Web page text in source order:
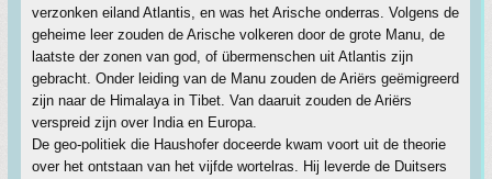
verzonken eiland Atlantis, en was het Arische onderras. Volgens de
geheime leer zouden de Arische volkeren door de grote Manu, de
laatste der zonen van god, of übermenschen uit Atlantis zijn
gebracht. Onder leiding van de Manu zouden de Ariërs geëmigreerd
zijn naar de Himalaya in Tibet. Van daaruit zouden de Ariërs
verspreid zijn over India en Europa.
De geo-politiek die Haushofer doceerde kwam voort uit de theorie
over het ontstaan van het vijfde wortelras. Hij leverde de Duitsers